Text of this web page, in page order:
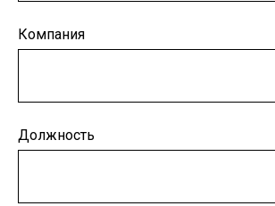
Компания
Должность